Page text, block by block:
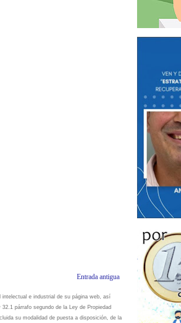
Entrada antigua
e industrial de su página web, así
párrafo segundo de la Ley de Propiedad
su modalidad de puesta a disposición, de la